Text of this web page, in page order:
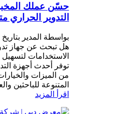
حسّن عملك
التدوير الحراري
بواسطة المدير بتاريخ ٢٤-٠٤-٢٥
هل تبحث عن جهاز
الاستخدامات
توفر أحدث أجهزة
من الميزات
المتنوعة للباحثين
اقرأ المزيد